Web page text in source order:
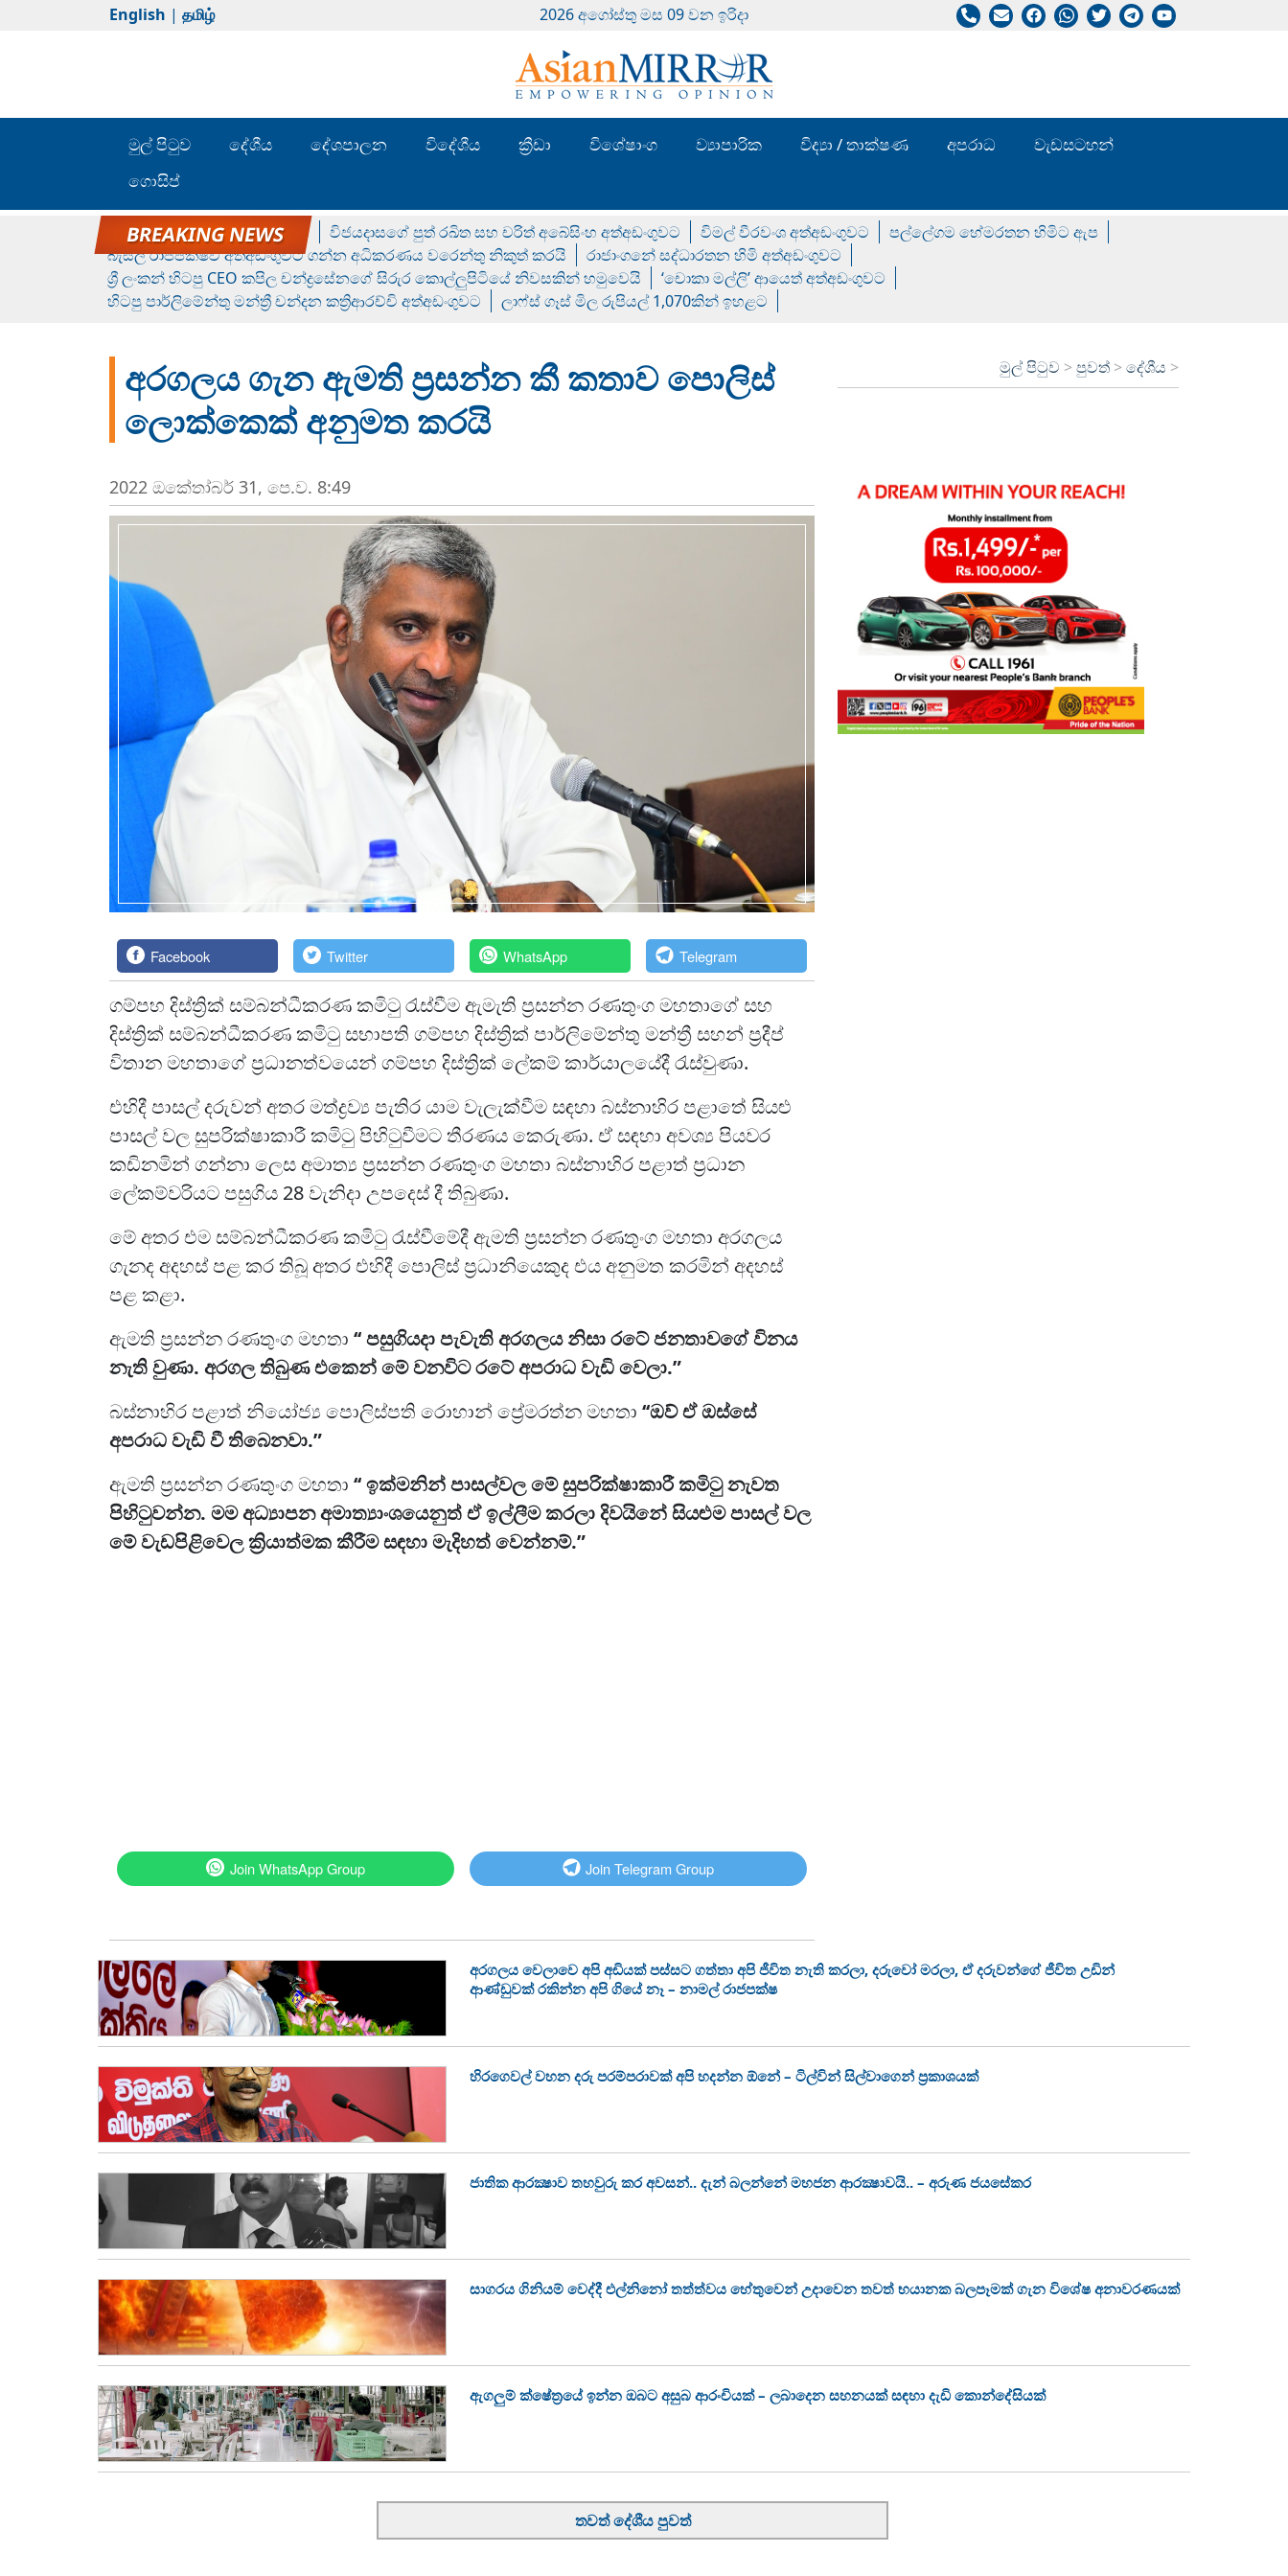
English | தமிழ் 2026 අගෝස්‍තු මස 09 වන ඉරිදා
මුල් පිටුව දේශීය දේශපාලන විදේශීය ක්‍රීඩා විශේෂාංග ව්‍යාපාරික විද්‍යා / තාක්ෂණ අපරාධ
වැඩසටහන්
ගොසිප්
රන් ගෙනා රුමේෂ්ගේ හෙල්ලය විජයදාසගේ පුත් රඛිත සහ චරිත් අබේසිංහ අත්අඩංගුවට විමල් වීරවංශ අත්අඩංගුවට
පල්ලේගම හේමරතන හිමිට ඇප
බැසිල් රාජපක්ෂව අත්අඩංගුවට ගන්න අධිකරණය වරෙන්තු නිකුත් කරයි
රාජාංගනේ සද්ධාරතන හිමි අත්අඩංගුවට
ශ්‍රී ලංකන් හිටපු CEO කපිල චන්ද්‍රසේනගේ සිරුර කොල්ලුපිටියේ නිවසකින් හමුවෙයි
‘චොකා මල්ලි’ ආයෙත් අත්අඩංගුවට
හිටපු පාර්ලිමේන්තු මන්ත්‍රී චන්දන කත්‍රිආරච්චි අත්අඩංගුවට
ලාෆ්ස් ගෑස් මිල රුපියල් 1,070කින් ඉහළට
අරගලය ගැන ඇමති ප්‍රසන්න කී කතාව පොලිස්
ලොක්කෙක් අනුමත කරයි
මුල් පිටුව >පුවත් >දේශීය >
2022 ඔක්‍තෝබර් 31, පෙ.ව. 8:49
Facebook Twitter WhatsApp Telegram
ගම්පහ දිස්ත්‍රික් සම්බන්ධීකරණ කමිටු රැස්වීම ඇමැති ප්‍රසන්න රණතුංග මහතාගේ සහ
දිස්ත්‍රික් සම්බන්ධීකරණ කමිටු සභාපති ගම්පහ දිස්ත්‍රික් පාර්ලිමේන්තු මන්ත්‍රී සහන් ප්‍රදීප්
විතාන මහතාගේ ප්‍රධානත්වයෙන් ගම්පහ දිස්ත්‍රික් ලේකම් කාර්යාලයේදී රැස්වුණා.
එහිදී පාසල් දරුවන් අතර මත්ද්‍රව්‍ය පැතිර යාම වැලැක්වීම සඳහා බස්නාහිර පළාතේ සියළු
පාසල් වල සුපරික්ෂාකාරී කමිටු පිහිටුවීමට තීරණය කෙරුණා. ඒ සඳහා අවශ්‍ය පියවර
කඩිනමින් ගන්නා ලෙස අමාත්‍ය ප්‍රසන්න රණතුංග මහතා බස්නාහිර පළාත් ප්‍රධාන
ලේකම්වරියට පසුගිය 28 වැනිදා උපදෙස් දී තිබුණා.
මේ අතර එම සම්බන්ධීකරණ කමිටු රැස්වීමේදී ඇමති ප්‍රසන්න රණතුංග මහතා අරගලය
ගැනද අදහස් පළ කර තිබූ අතර එහිදී පොලිස් ප්‍රධානියෙකුද එය අනුමත කරමින් අදහස්
පළ කළා.
ඇමති ප්‍රසන්න රණතුංග මහතා ‘‘ පසුගියදා පැවැති අරගලය නිසා රටේ ජනතාවගේ විනය
නැති වුණා. අරගල තිබුණ එකෙන් මේ වනවිට රටේ අපරාධ වැඩි වෙලා.”
බස්නාහිර පළාත් නියෝජ්‍ය පොලිස්පති රොහාන් ප්‍රේමරත්න මහතා ‘‘ඔව් ඒ ඔස්සේ
අපරාධ වැඩි වී තිබෙනවා.”
ඇමති ප්‍රසන්න රණතුංග මහතා ‘‘ ඉක්මනින් පාසල්වල මේ සුපරික්ෂාකාරී කමිටු නැවත
පිහිටුවන්න. මම අධ්‍යාපන අමාත්‍යාංශයෙනුත් ඒ ඉල්ලීම කරලා දිවයිනේ සියළුම පාසල් වල
මේ වැඩපිළිවෙල ක්‍රියාත්මක කීරීම සඳහා මැදිහත් වෙන්නම්.”
Join WhatsApp Group Join Telegram Group
අරගලය වෙලාවෙ අපි අඩියක් පස්සට ගත්තා අපි ජීවිත නැති කරලා, දරුවෝ මරලා, ඒ දරුවන්ගේ ජීවිත උඩින්
ආණ්ඩුවක් රකින්න අපි ගියේ නෑ – නාමල් රාජපක්ෂ
හිරගෙවල් වහන දරු පරම්පරාවක් අපි හදන්න ඕනේ – ටිල්වින් සිල්වාගෙන් ප්‍රකාශයක්
ජාතික ආරක්‍ෂාව තහවුරු කර අවසන්.. දැන් බලන්නේ මහජන ආරක්‍ෂාවයි.. – අරුණ ජයසේකර
සාගරය ගිනියම් වෙද්දී එල්නිනෝ තත්ත්වය හේතුවෙන් උදාවෙන තවත් භයානක බලපෑමක් ගැන විශේෂ අනාවරණයක්
ඇගලුම් ක්ෂේත්‍රයේ ඉන්න ඔබට අසුබ ආරංචියක් – ලබාදෙන සහනයක් සඳහා දැඩි කොන්දේසියක්
තවත් දේශීය පුවත්